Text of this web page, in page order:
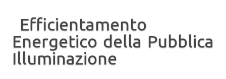
Efficientamento
Energetico della Pubblica
Illuminazione